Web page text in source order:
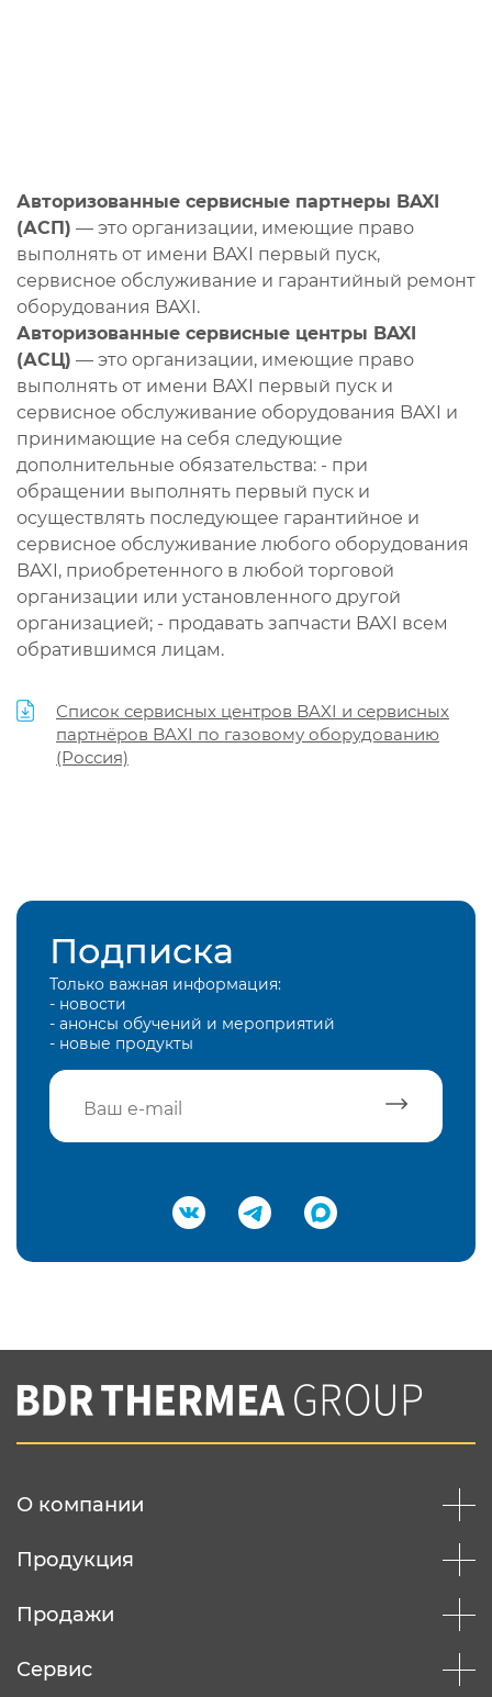
Авторизованные сервисные партнеры BAXI
(АСП) — это организации, имеющие право
выполнять от имени BAXI первый пуск,
сервисное обслуживание и гарантийный ремонт
оборудования BAXI.
Авторизованные сервисные центры BAXI
(АСЦ) — это организации, имеющие право
выполнять от имени BAXI первый пуск и
сервисное обслуживание оборудования BAXI и
принимающие на себя следующие
дополнительные обязательства: - при
обращении выполнять первый пуск и
осуществлять последующее гарантийное и
сервисное обслуживание любого оборудования
BAXI, приобретенного в любой торговой
организации или установленного другой
организацией; - продавать запчасти BAXI всем
обратившимся лицам.
Список сервисных центров BAXI и сервисных
партнёров BAXI по газовому оборудованию
(Россия)
Подписка
Только важная информация:
- новости
- анонсы обучений и мероприятий
- новые продукты
Подтвердить e-mail
Вы соглашаетесь с нашей политикой
конфеденциальности
О компании
Продукция
Продажи
Сервис